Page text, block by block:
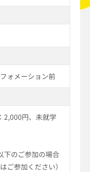
ォメーション前
2,000円、未就学
下のご参加の場合
ご参加ください）